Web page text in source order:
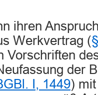
ihren
Werkvertrag (
Vorschriften
der
I, 1449)